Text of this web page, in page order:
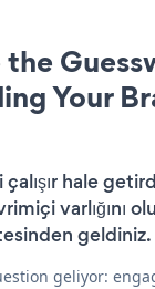
the
Your
hale
varlığını
geliyor: